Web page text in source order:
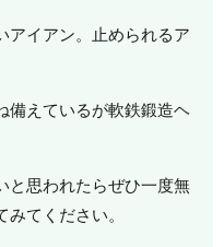
アイアン。止められるア
備えているが軟鉄鍛造ヘ
と思われたらぜひ一度無
てください。